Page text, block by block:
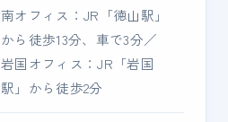
南オフィス：JR「徳山駅」
から徒歩13分、車で3分／
岩国オフィス：JR「岩国
駅」から徒歩2分